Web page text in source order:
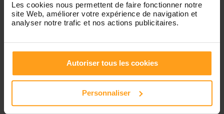
Les cookies nous permettent de faire fonctionner notre
site Web, améliorer votre expérience de navigation et
analyser notre trafic et nos actions publicitaires.
Autoriser tous les cookies
Personnaliser
Samedi Disponible de 00:00 à 00:00
Dimanche Disponible de 00:00 à 00:00
Services proposés